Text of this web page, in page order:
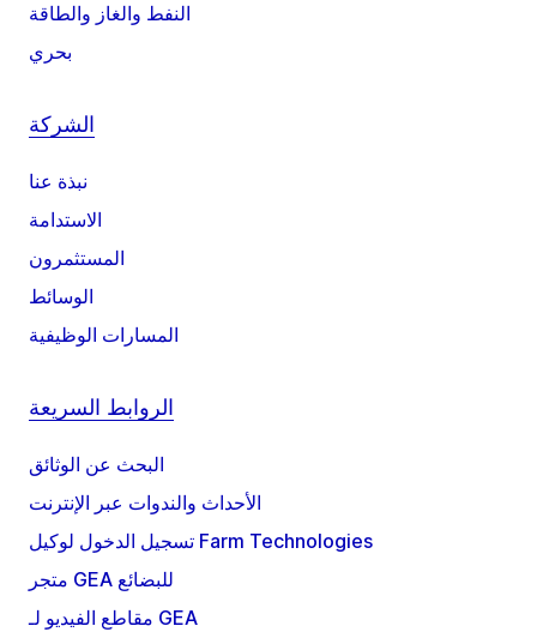
النفط والغاز والطاقة
بحري
الشركة
نبذة عنا
الاستدامة
المستثمرون
الوسائط
المسارات الوظيفية
الروابط السريعة
البحث عن الوثائق
الأحداث والندوات عبر الإنترنت
تسجيل الدخول لوكيل Farm Technologies
متجر GEA للبضائع
مقاطع الفيديو لـ GEA